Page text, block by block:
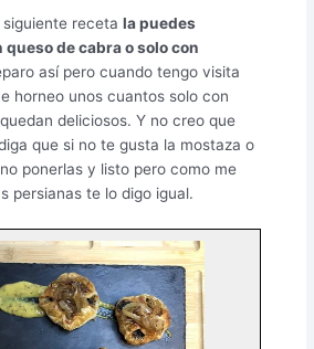
siguiente recetala puedes
de cabra o solo con
así pero cuando tengo visita
horneo unos cuantos solo con
deliciosos. Y no creo que
que si no te gusta la mostaza o
ponerlas y listo pero como me
persianas te lo digo igual.